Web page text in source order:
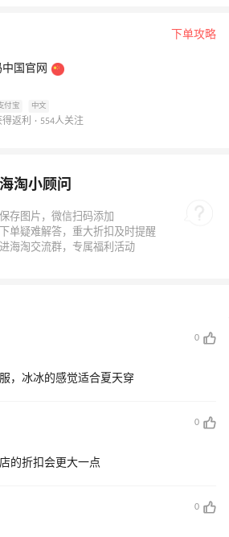
下单攻略
国官网
付宝 中文
返利 · 554人关注
海淘小顾问
0
，冰冰的感觉适合夏天穿
0
的折扣会更大一点
0